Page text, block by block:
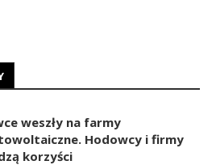
weszły na farmy
Hodowcy i firmy
korzyści